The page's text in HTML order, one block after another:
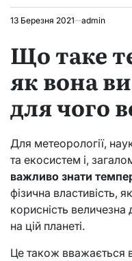
13 Березня 2021 admin
Що таке
як вона
для чого
Для метеорології,
та екосистем і,
важливо знати
фізична властивість,
корисність
на цій планеті.
Це також вважається